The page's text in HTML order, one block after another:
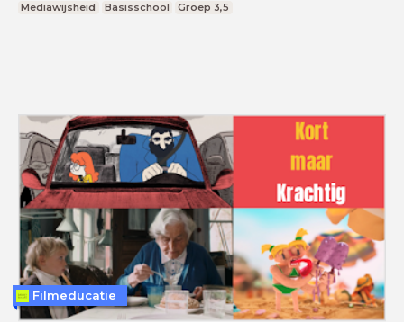
Mediawijsheid Basisschool Groep 3,5
Filmeducatie